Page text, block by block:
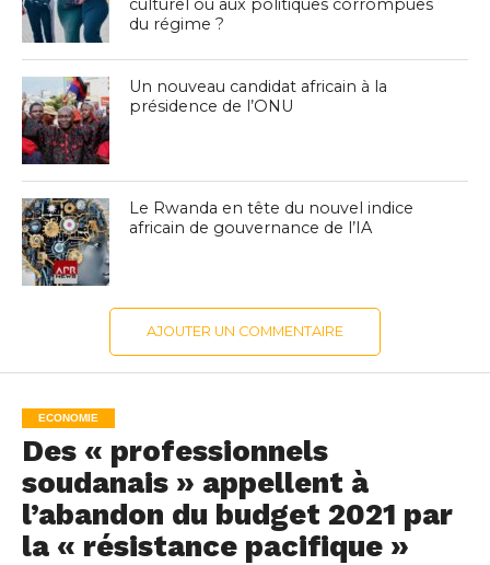
culturel ou aux politiques corrompues
du régime ?
Un nouveau candidat africain à la
présidence de l’ONU
Le Rwanda en tête du nouvel indice
africain de gouvernance de l’IA
AJOUTER UN COMMENTAIRE
ECONOMIE
Des « professionnels
soudanais » appellent à
l’abandon du budget 2021 par
la « résistance pacifique »